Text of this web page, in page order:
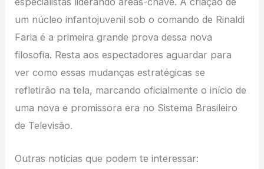
um núcleo infantojuvenil sob o comando de Rinaldi
Faria é a primeira grande prova dessa nova
filosofia. Resta aos espectadores aguardar para
ver como essas mudanças estratégicas se
refletirão na tela, marcando oficialmente o início de
uma nova e promissora era no Sistema Brasileiro
de Televisão.
Outras noticias que podem te interessar: